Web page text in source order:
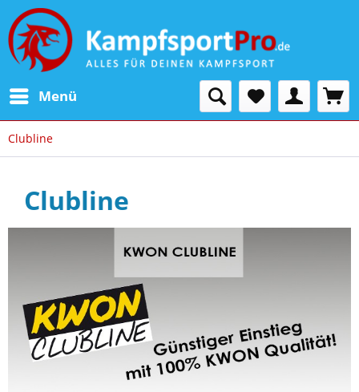
Menü
Clubline
Clubline